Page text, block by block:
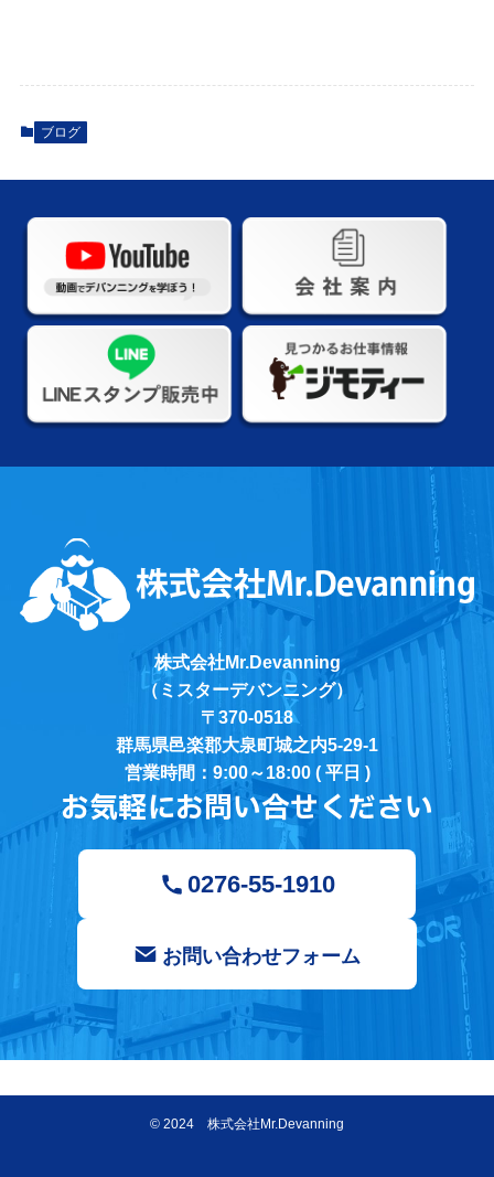
ブログ
株式会社Mr.Devanning
（ミスターデバンニング）
〒370-0518
群馬県邑楽郡大泉町城之内5-29-1
営業時間：9:00～18:00 ( 平日 )
お気軽にお問い合せください
0276-55-1910
お問い合わせフォーム
© 2024 株式会社Mr.Devanning